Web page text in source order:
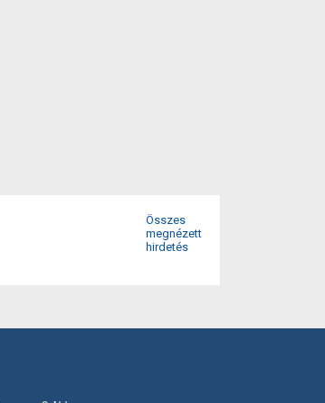
Összes
megnézett
hirdetés